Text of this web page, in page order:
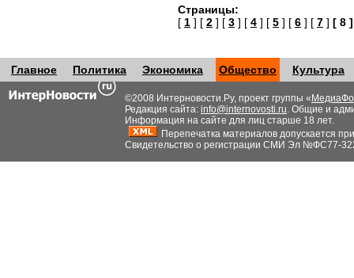
Страницы:
[ 1 ] [ 2 ] [ 3 ] [ 4 ] [ 5 ] [ 6 ] [ 7 ] [ 8 ]
Главное Политика Экономика Общество Культура
©2008 Интерновости.Ру, проект группы «
Редакция сайта: info@internovosti.ru. Общие и
Информация на сайте для лиц старше 18 лет.
Перепечатка материалов допускается
Свидетельство о регистрации СМИ Эл №ФС77-